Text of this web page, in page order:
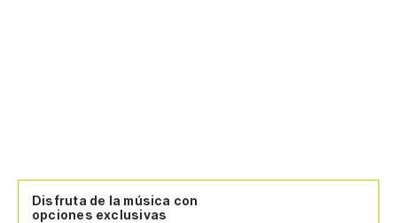
Disfruta de la música con
opciones exclusivas